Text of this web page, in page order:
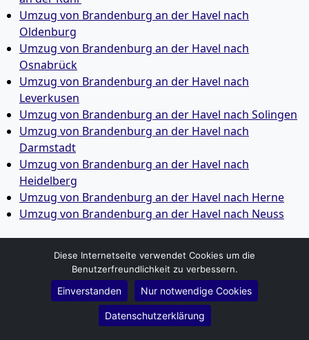
Umzug von Brandenburg an der Havel nach
Oldenburg
Umzug von Brandenburg an der Havel nach
Osnabrück
Umzug von Brandenburg an der Havel nach
Leverkusen
Umzug von Brandenburg an der Havel nach Solingen
Umzug von Brandenburg an der Havel nach
Darmstadt
Umzug von Brandenburg an der Havel nach
Heidelberg
Umzug von Brandenburg an der Havel nach Herne
Umzug von Brandenburg an der Havel nach Neuss
Umzug von Brandenburg an der Havel nach
Regensburg
Umzug von Brandenburg an der Havel nach
Paderborn
Umzug von Brandenburg an der Havel nach
Diese Internetseite verwendet Cookies um die
Benutzerfreundlichkeit zu verbessern.
Einverstanden Nur notwendige Cookies
Datenschutzerklärung